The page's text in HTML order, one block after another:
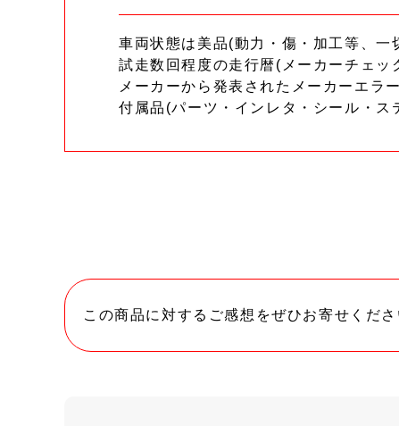
車両状態は美品(動力・傷・加工等、一
試走数回程度の走行暦(メーカーチェ
メーカーから発表されたメーカーエラ
付属品(パーツ・インレタ・シール・ス
この商品に対するご感想をぜひお寄せくださ